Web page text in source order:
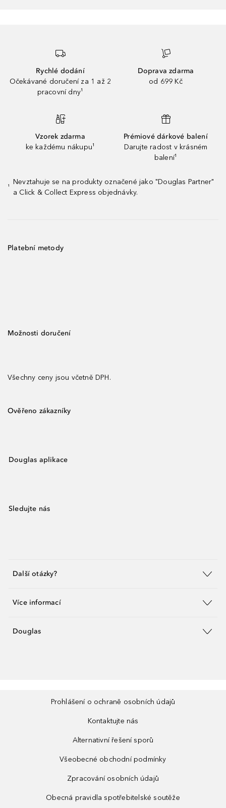
Rychlé dodání
Očekávané doručení za 1 až 2
pracovní dny¹
Doprava zdarma
od 699 Kč
Vzorek zdarma
ke každému nákupu¹
Prémiové dárkové balení
Darujte radost v krásném
balení¹
¹
Nevztahuje se na produkty označené jako "Douglas Partner"
a Click & Collect Express objednávky.
Platební metody
Možnosti doručení
Všechny ceny jsou včetně DPH.
Ověřeno zákazníky
Douglas aplikace
Sledujte nás
Další otázky?
Více informací
Douglas
Prohlášení o ochraně osobních údajů
Kontaktujte nás
Alternativní řešení sporů
Všeobecné obchodní podmínky
Zpracování osobních údajů
Obecná pravidla spotřebitelské soutěže